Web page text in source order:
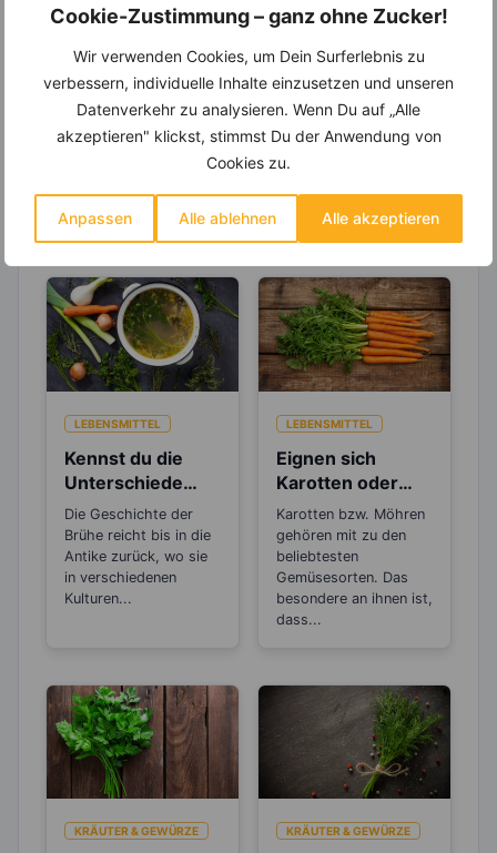
Cookie-Zustimmung – ganz ohne Zucker!
Wir verwenden Cookies, um Dein Surferlebnis zu
verbessern, individuelle Inhalte einzusetzen und unseren
Datenverkehr zu analysieren. Wenn Du auf „Alle
akzeptieren" klickst, stimmst Du der Anwendung von
Cookies zu.
Anpassen Alle ablehnen Alle akzeptieren
-Mitgliedschaft und erhalte
viele hilfreiche und zeitsparende Möglichkeiten,
um Deine Ernährung optimal zu gestalten.
Erfahre mehr über die Zutaten
dieses Rezepts
LEBENSMITTEL
Kennst du die
Unterschiede
zwischen Brühe,
Fond und
Bouillon?
Die Geschichte der
Brühe reicht bis in die
Antike zurück, wo sie
in verschiedenen
Kulturen...
LEBENSMITTEL
Eignen sich
Karotten oder
Möhren zum
Abnehmen?
Karotten bzw. Möhren
gehören mit zu den
beliebtesten
Gemüsesorten. Das
besondere an ihnen ist,
dass...
KRÄUTER & GEWÜRZE KRÄUTER & GEWÜRZE